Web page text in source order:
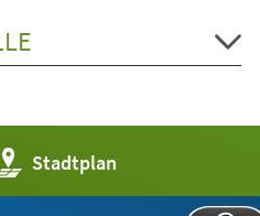
Stadtplan
(Öffnet